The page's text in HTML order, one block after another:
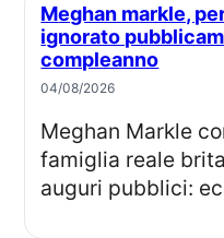
Meghan markle, perché la famiglia reale ha
ignorato
compleanno
04/08/2026
Meghan Markle compie 45 anni, ma dalla
famiglia reale
auguri pubblici: